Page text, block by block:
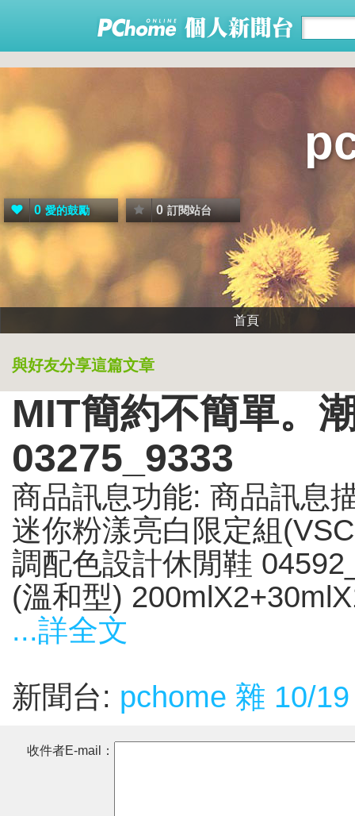
0 愛的鼓勵 0 訂閱站台
首頁
與好友分享這篇文章
MIT簡約不簡單。
03275_9333
商品訊息功能: 商品訊息
迷你粉漾亮白限定組
調配色設計休閒鞋
(溫和型)
...詳全文
新聞台: pchome 雜 10/19
收件者E-mail：